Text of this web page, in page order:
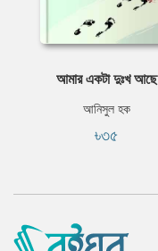
আমার একটা দুঃখ আছে
আনিসুল হক
৳৩৫